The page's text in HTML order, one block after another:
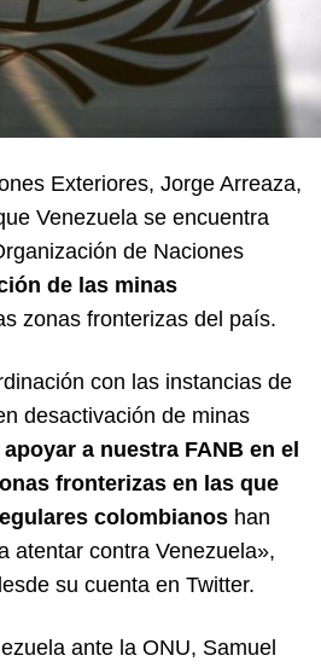
Exteriores, Jorge Arreaza,
Venezuela se encuentra
de Naciones
de las minas
zonas fronterizas del país.
con las instancias de
desactivación de minas
apoyar a nuestra FANB en el
fronterizas en las que
colombianos han
atentar contra Venezuela»,
su cuenta en Twitter.
ante la ONU, Samuel